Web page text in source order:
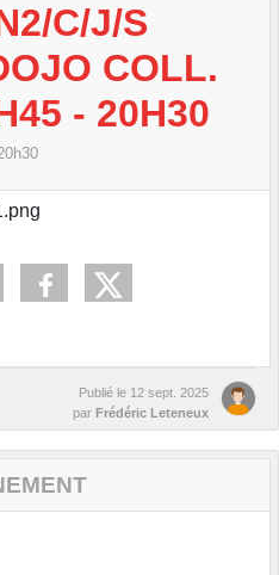
C/J/S
COLL.
- 20H30
Publié le 12 sept. 2025
par Frédéric Leteneux